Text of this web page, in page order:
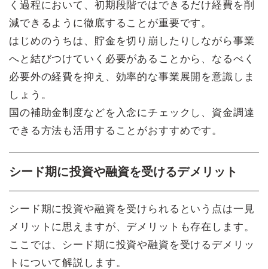
く過程において、初期段階ではできるだけ経費を削
減できるように徹底することが重要です。
はじめのうちは、貯金を切り崩したりしながら事業
へと結びつけていく必要があることから、なるべく
必要外の経費を抑え、効率的な事業展開を意識しま
しょう。
国の補助金制度などを入念にチェックし、資金調達
できる方法も活用することがおすすめです。
シード期に投資や融資を受けるデメリット
シード期に投資や融資を受けられるという点は一見
メリットに思えますが、デメリットも存在します。
ここでは、シード期に投資や融資を受けるデメリッ
トについて解説します。